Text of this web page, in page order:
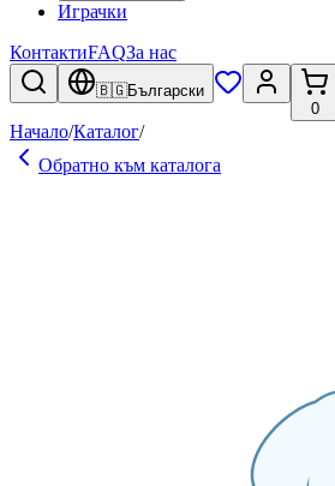
Играчки
КонтактиFAQЗа нас
🇧🇬Български
0
Начало/Каталог/
Обратно към каталога